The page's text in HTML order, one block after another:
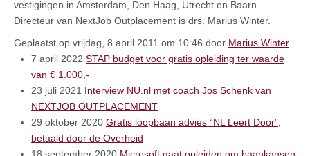
vestigingen in Amsterdam, Den Haag, Utrecht en Baarn.
Directeur van NextJob Outplacement is drs. Marius Winter.
Geplaatst op vrijdag, 8 april 2011 om 10:46 door Marius Winter
7 april 2022 STAP budget voor gratis opleiding ter waarde
van € 1.000,-
23 juli 2021 Interview NU.nl met coach Jos Schenk van
NEXTJOB OUTPLACEMENT
29 oktober 2020 Gratis loopbaan advies “NL Leert Door”,
betaald door de Overheid